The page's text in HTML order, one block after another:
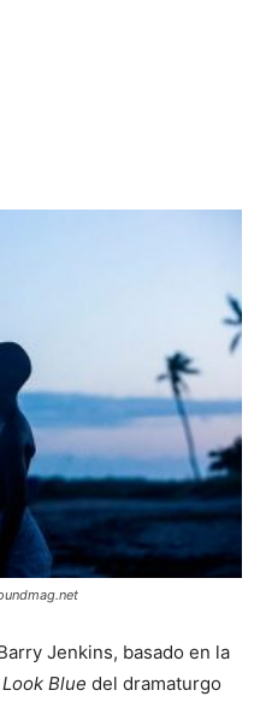
Jenkins, basado en la
Blue del dramaturgo